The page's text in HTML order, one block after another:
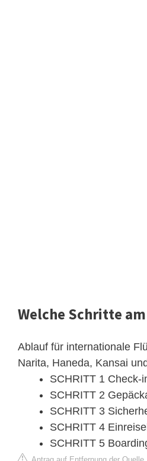
Welche Schritte
Ablauf für internationale
Narita, Haneda, Kansai
SCHRITT 1 Check-
SCHRITT 2
SCHRITT 3
SCHRITT 4
SCHRITT 5